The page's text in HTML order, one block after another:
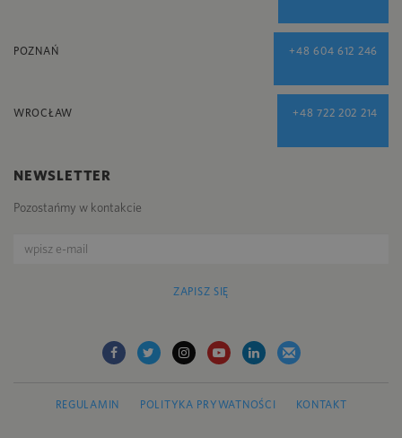
POZNAŃ +48 604 612 246
WROCŁAW +48 722 202 214
NEWSLETTER
Pozostańmy w kontakcie
ZAPISZ SIĘ
REGULAMIN POLITYKA PRYWATNOŚCI KONTAKT